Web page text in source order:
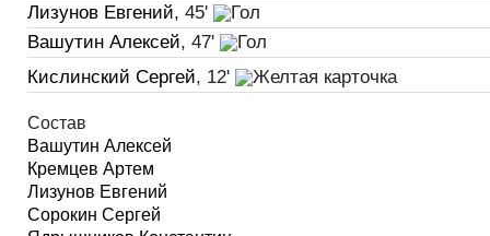
Лизунов Евгений, 45'
Вашутин Алексей, 47'
Кислинский Сергей, 12'
Состав
Вашутин Алексей
Кремцев Артем
Лизунов Евгений
Сорокин Сергей